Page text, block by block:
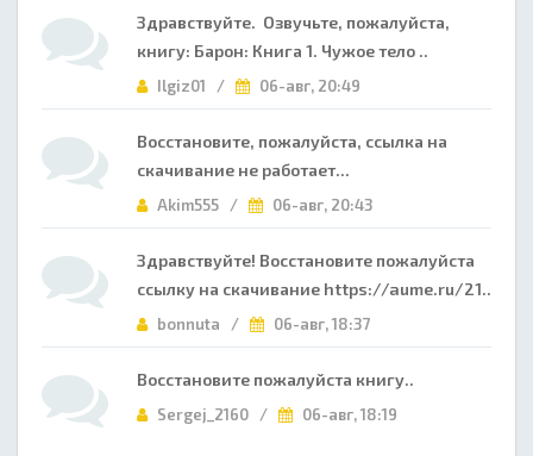
Здравствуйте. Озвучьте, пожалуйста,
книгу: Барон: Книга 1. Чужое тело ..
Ilgiz01 / 06-авг, 20:49
Восстановите, пожалуйста, ссылка на
скачивание не работает...
Akim555 / 06-авг, 20:43
Здравствуйте! Восстановите пожалуйста
ссылку на скачивание https://aume.ru/21..
bonnuta / 06-авг, 18:37
Восстановите пожалуйста книгу..
Sergej_2160 / 06-авг, 18:19